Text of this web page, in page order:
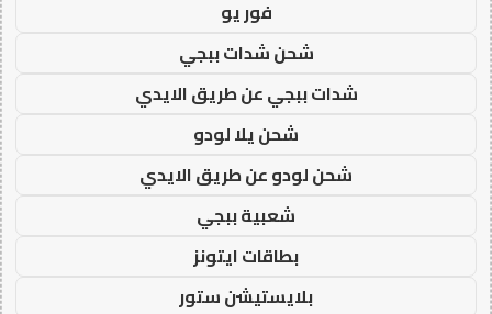
فور يو
شحن شدات ببجي
شدات ببجي عن طريق الايدي
شحن يلا لودو
شحن لودو عن طريق الايدي
شعبية ببجي
بطاقات ايتونز
بلايستيشن ستور